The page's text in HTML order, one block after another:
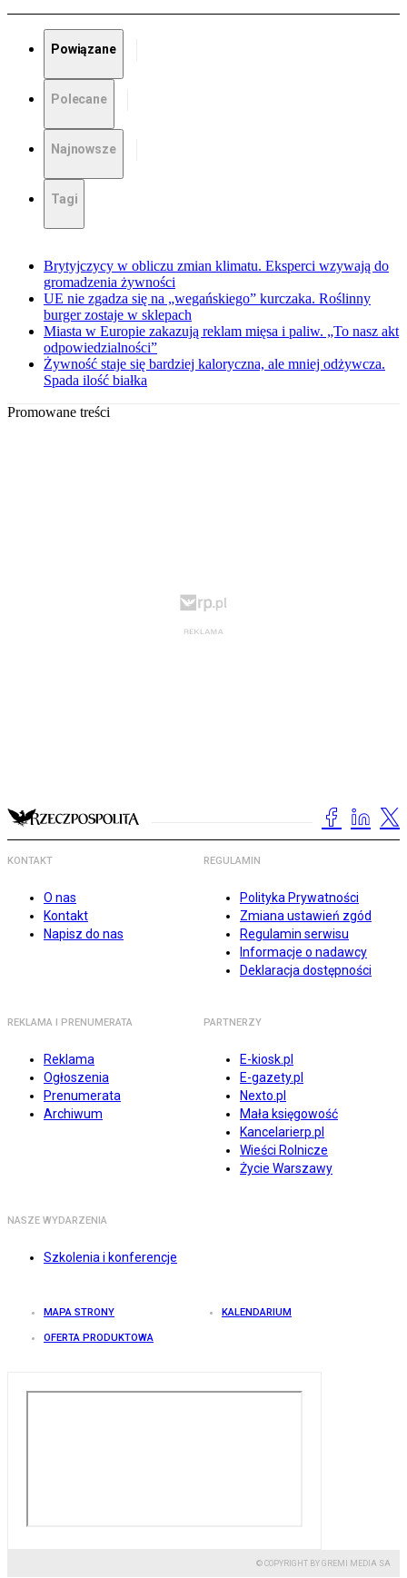
Powiązane
Polecane
Najnowsze
Tagi
Brytyjczycy w obliczu zmian klimatu. Eksperci wzywają do
gromadzenia żywności
UE nie zgadza się na „wegańskiego” kurczaka. Roślinny
burger zostaje w sklepach
Miasta w Europie zakazują reklam mięsa i paliw. „To nasz akt
odpowiedzialności”
Żywność staje się bardziej kaloryczna, ale mniej odżywcza.
Spada ilość białka
Promowane treści
KONTAKT
O nas
Kontakt
Napisz do nas
REGULAMIN
Polityka Prywatności
Zmiana ustawień zgód
Regulamin serwisu
Informacje o nadawcy
Deklaracja dostępności
REKLAMA I PRENUMERATA
Reklama
Ogłoszenia
Prenumerata
Archiwum
PARTNERZY
E-kiosk.pl
E-gazety.pl
Nexto.pl
Mała księgowość
Kancelarierp.pl
Wieści Rolnicze
Życie Warszawy
NASZE WYDARZENIA
Szkolenia i konferencje
MAPA STRONY KALENDARIUM
OFERTA PRODUKTOWA
© COPYRIGHT BY GREMI MEDIA SA